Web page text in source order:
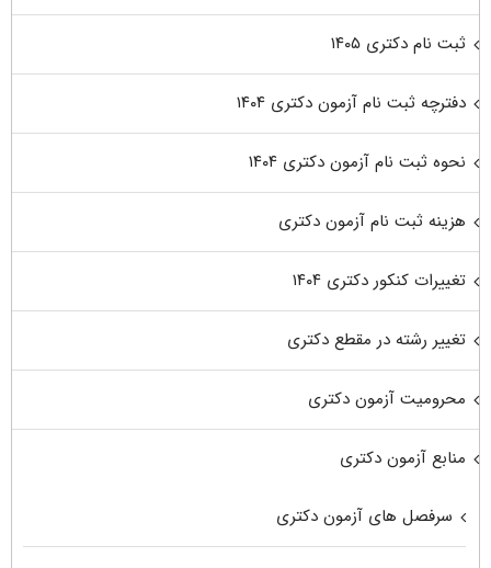
ثبت نام دکتری ۱۴۰۵
دفترچه ثبت نام آزمون دکتری ۱۴۰۴
نحوه ثبت نام آزمون دکتری ۱۴۰۴
هزینه ثبت نام آزمون دکتری
تغییرات کنکور دکتری ۱۴۰۴
تغییر رشته در مقطع دکتری
محرومیت آزمون دکتری
منابع آزمون دکتری
سرفصل های آزمون دکتری